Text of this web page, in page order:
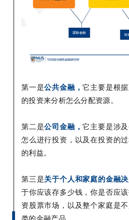
第一是公共金融，它主要是根
的投资来分析怎么分配资源。
第二是公司金融，它主要是涉
怎么进行投资，以及在投资的
的利益。
第三是关于个人和家庭的金融决
于你应该存多少钱，你是否应
资股票市场，以及整个家庭是